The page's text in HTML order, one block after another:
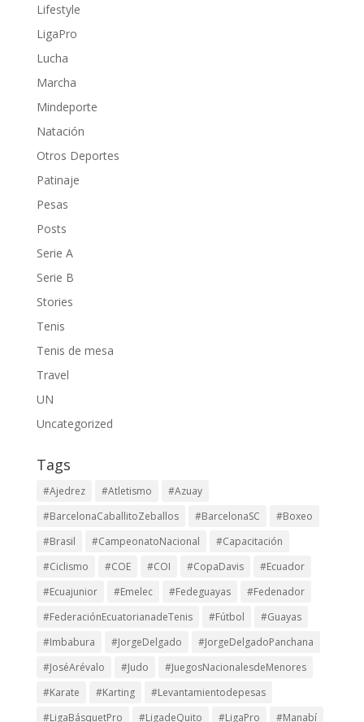
Lifestyle
LigaPro
Lucha
Marcha
Mindeporte
Natación
Otros Deportes
Patinaje
Pesas
Posts
Serie A
Serie B
Stories
Tenis
Tenis de mesa
Travel
UN
Uncategorized
Tags
#Ajedrez #Atletismo
#Azuay
#BarcelonaCaballitoZeballos
#BarcelonaSC
#Boxeo
#Brasil
#CampeonatoNacional
#Capacitación
#Ciclismo
#COE #COI #CopaDavis
#Ecuador
#Ecuajunior
#Emelec #Fedeguayas
#Fedenador
#FederaciónEcuatorianadeTenis
#Fútbol
#Guayas
#Imbabura
#JorgeDelgado
#JorgeDelgadoPanchana
#JoséArévalo
#Judo
#JuegosNacionalesdeMenores
#Karate
#Karting
#Levantamientodepesas
#LigaBásquetPro
#LigadeQuito #LigaPro #Manabí